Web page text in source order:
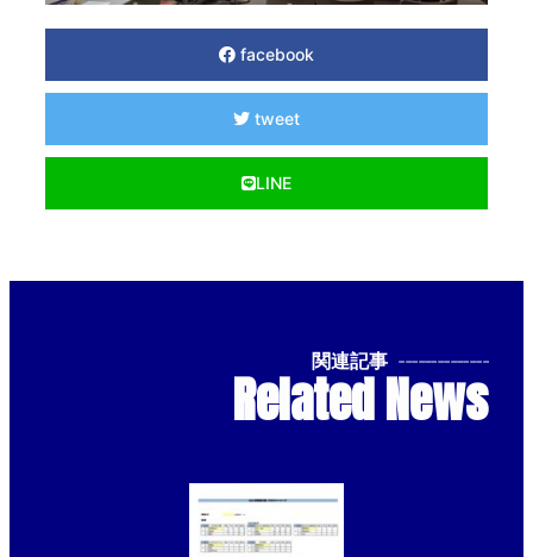
facebook
tweet
LINE
関連記事 --------------
Related News